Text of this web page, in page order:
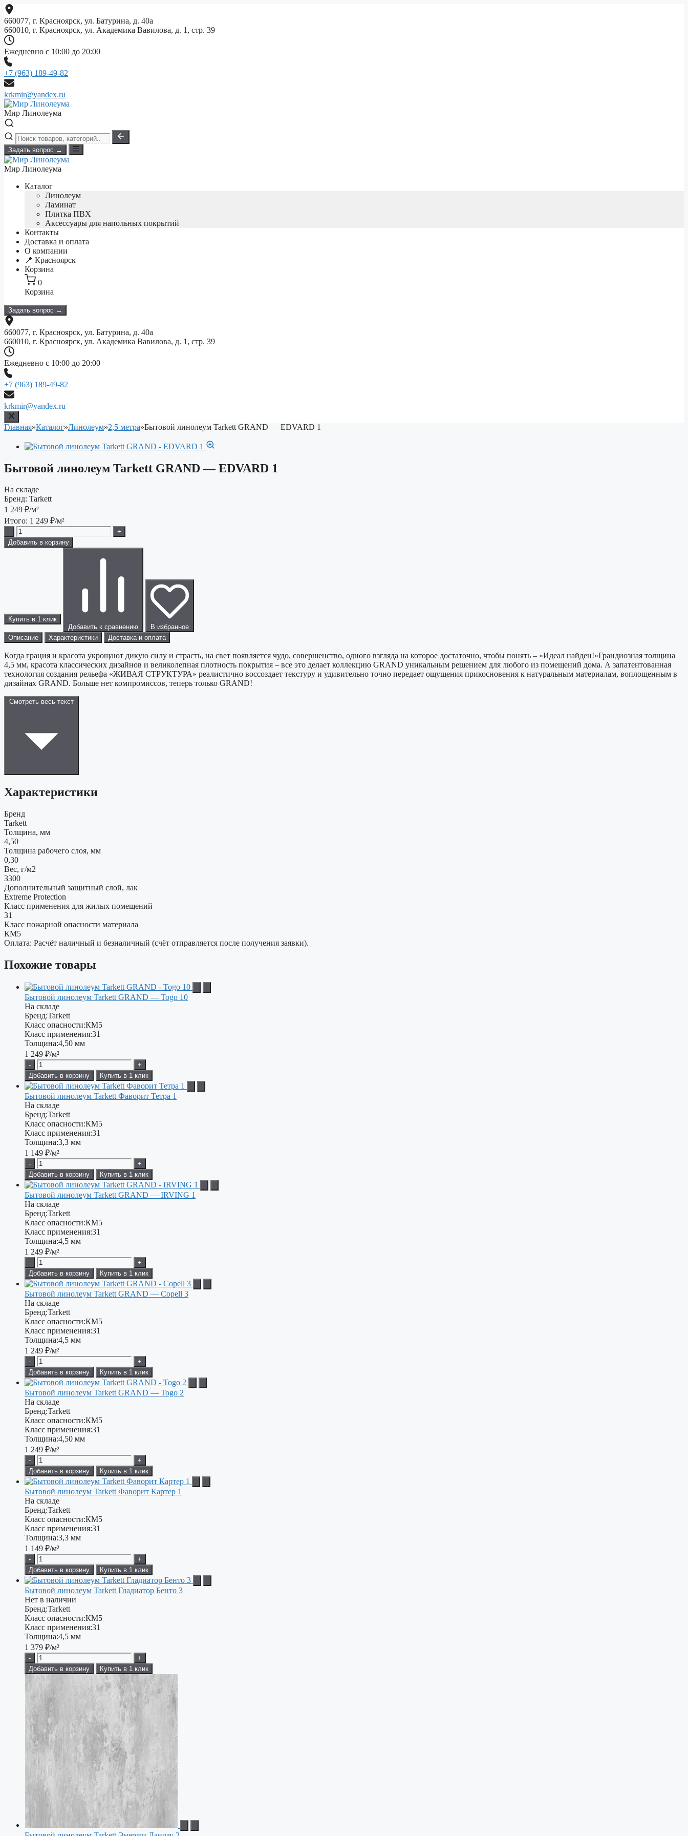
Перейти
к
содержимому
660077, г. Красноярск, ул. Батурина, д. 40а
660010, г. Красноярск, ул. Академика Вавилова, д. 1, стр. 39
Ежедневно с 10:00 до 20:00
+7 (963) 189-49-82
krkmir@yandex.ru
Мир Линолеума
Задать вопрос →
Мир Линолеума
Каталог
Линолеум
Ламинат
Плитка ПВХ
Аксессуары для напольных покрытий
Контакты
Доставка и оплата
О компании
📍 Красноярск
Корзина
0
Корзина
Задать вопрос →
660077, г. Красноярск, ул. Батурина, д. 40а
660010, г. Красноярск, ул. Академика Вавилова, д. 1, стр. 39
Ежедневно с 10:00 до 20:00
+7 (963) 189-49-82
krkmir@yandex.ru
Главная»Каталог»Линолеум»2,5 метра»Бытовой линолеум Tarkett GRAND — EDVARD 1
Бытовой линолеум Tarkett GRAND — EDVARD 1
На складе
Бренд: Tarkett
1 249 ₽/м²
Итого: 1 249 ₽/м²
-
+
Добавить в корзину
Купить в 1 клик
Добавить к сравнению
В избранное
Описание
Характеристики Доставка и оплата
Когда грация и красота укрощают дикую силу и страсть, на свет появляется чудо, совершенство, одного взгляда на которое достаточно, чтобы понять – «Идеал найден!»Грандиозная толщина
4,5 мм, красота классических дизайнов и великолепная плотность покрытия – все это делает коллекцию GRAND уникальным решением для любого из помещений дома. А запатентованная
технология создания рельефа «ЖИВАЯ СТРУКТУРА» реалистично воссоздает текстуру и удивительно точно передает ощущения прикосновения к натуральным материалам, воплощенным в
дизайнах GRAND. Больше нет компромиссов, теперь только GRAND!
Смотреть весь текст
Характеристики
Бренд
Tarkett
Толщина, мм
4,50
Толщина рабочего слоя, мм
0,30
Вес, г/м2
3300
Дополнительный защитный слой, лак
Extreme Protection
Класс применения для жилых помещений
31
Класс пожарной опасности материала
КМ5
Оплата: Расчёт наличный и безналичный (счёт отправляется после получения заявки).
Похожие товары
Бытовой линолеум Tarkett GRAND — Togo 10
На складе
Бренд:Tarkett
Класс опасности:КМ5
Класс применения:31
Толщина:4,50 мм
1 249 ₽/м²
-
+
Добавить в корзину
Купить в 1 клик
Бытовой линолеум Tarkett Фаворит Тетра 1
На складе
Бренд:Tarkett
Класс опасности:КМ5
Класс применения:31
Толщина:3,3 мм
1 149 ₽/м²
-
+
Добавить в корзину
Купить в 1 клик
Бытовой линолеум Tarkett GRAND — IRVING 1
На складе
Бренд:Tarkett
Класс опасности:КМ5
Класс применения:31
Толщина:4,5 мм
1 249 ₽/м²
-
+
Добавить в корзину
Купить в 1 клик
Бытовой линолеум Tarkett GRAND — Copell 3
На складе
Бренд:Tarkett
Класс опасности:КМ5
Класс применения:31
Толщина:4,5 мм
1 249 ₽/м²
-
+
Добавить в корзину
Купить в 1 клик
Бытовой линолеум Tarkett GRAND — Togo 2
На складе
Бренд:Tarkett
Класс опасности:КМ5
Класс применения:31
Толщина:4,50 мм
1 249 ₽/м²
-
+
Добавить в корзину
Купить в 1 клик
Бытовой линолеум Tarkett Фаворит Картер 1
На складе
Бренд:Tarkett
Класс опасности:КМ5
Класс применения:31
Толщина:3,3 мм
1 149 ₽/м²
-
+
Добавить в корзину
Купить в 1 клик
Бытовой линолеум Tarkett Гладиатор Бенто 3
Нет в наличии
Бренд:Tarkett
Класс опасности:КМ5
Класс применения:31
Толщина:4,5 мм
1 379 ₽/м²
-
+
Добавить в корзину
Купить в 1 клик